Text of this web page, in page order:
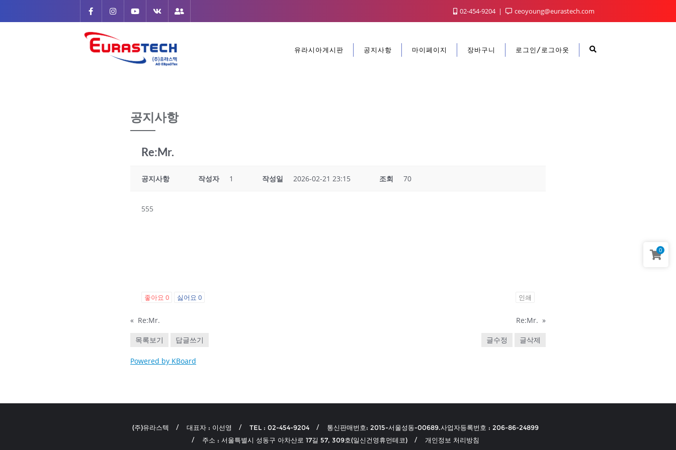
02-454-9204 ceoyoung@eurastech.com
유라시아게시판 공지사항 마이페이지 장바구니 로그인/로그아웃
공지사항
Re:Mr.
공지사항 작성자 1 작성일 2026-02-21 23:15 조회 70
555
좋아요0 싫어요0 인쇄
« Re:Mr. Re:Mr. »
목록보기 답글쓰기 글수정 글삭제
Powered by KBoard
(주)유라스텍 대표자 : 이선영 TEL : 02-454-9204
통신판매번호: 2015-서울성동-00689.사업자등록번호 : 206-86-24899
주소 : 서울특별시 성동구 아차산로 17길 57, 309호(일신건영휴먼테코)
개인정보 처리방침
0